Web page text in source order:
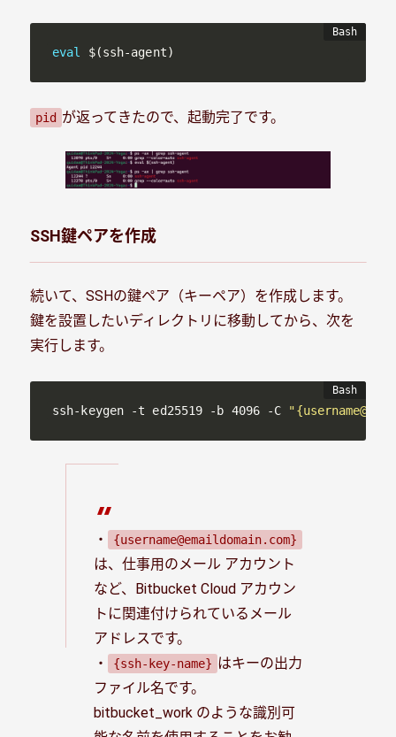
eval $(ssh-agent)
pid が返ってきたので、起動完了です。
SSH鍵ペアを作成
続いて、SSHの鍵ペア（キーペア）を作成します。
鍵を設置したいディレクトリに移動してから、次を
実行します。
ssh-keygen -t ed25519 -b 4096 -C
・ {username@emaildomain.com}
は、仕事用のメール アカウント
など、Bitbucket Cloud アカウン
トに関連付けられているメール
アドレスです。
・
{ssh-key-name} はキーの出力
ファイル名です。
bitbucket_work のような識別可